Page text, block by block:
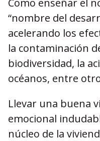
Como enseñar el
“nombre del
acelerando los
la contaminación
biodiversidad, la
océanos, entre
Llevar una buena
emocional
núcleo de la